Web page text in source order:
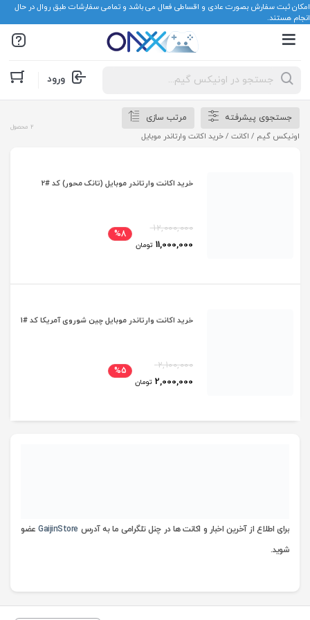
امکان ثبت سفارش بصورت عادی و اقساطی فعال می باشد و تمامی سفارشات طبق روال در حال
انجام هستند.
Products
search
ورود
جستجوی پیشرفته
مرتب سازی
اونیکس گیم / اکانت / خرید اکانت وارتاندر موبایل
2 محصول
خرید اکانت وارتاندر موبایل (تانک محور) کد #2
12,000,000
11,000,000 تومان
%8
خرید اکانت وارتاندر موبایل چین شوروی آمریکا کد #1
2,100,000
2,000,000 تومان
%5
برای اطلاع از آخرین اخبار و اکانت ها در چنل تلگرامی ما به آدرس GaijinStoreعضو
شوید.